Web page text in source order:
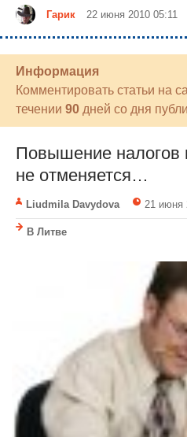
Гарик 22 июня 2010 05:11
Информация
Комментировать статьи на
течении 90 дней со дня
Повышение налогов
не отменяется…
Liudmila Davydova 21 июня
В Литве